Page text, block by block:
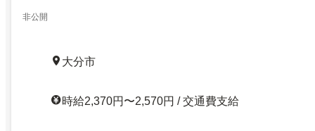
1255954／大分市／27721223
非公開
大分市
時給2,370円〜2,570円 / 交通費支給